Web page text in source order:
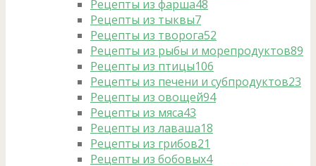
Рецепты из фарша48
Рецепты из тыквы7
Рецепты из творога52
Рецепты из рыбы и морепродуктов89
Рецепты из птицы106
Рецепты из печени и субпродуктов23
Рецепты из овощей94
Рецепты из мяса43
Рецепты из лаваша18
Рецепты из грибов21
Рецепты из бобовых4